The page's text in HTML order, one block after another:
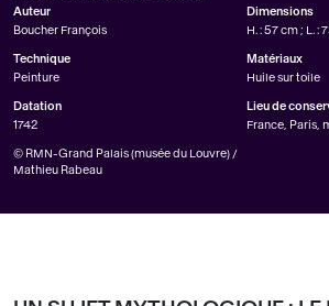
Auteur
Boucher François
Dimensions
H. : 57 cm ; L. :
Technique
Peinture
Matériaux
Huile sur toile
Datation
1742
Lieu de
France, Paris,
© RMN-Grand Palais (musée du Louvre) /
Mathieu Rabeau